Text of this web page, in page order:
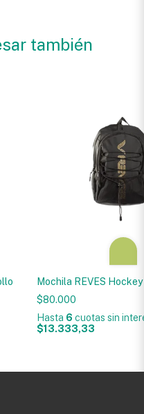
también
Mochila REVES
$80.000
Hasta 6 cuotas sin
$13.333,33